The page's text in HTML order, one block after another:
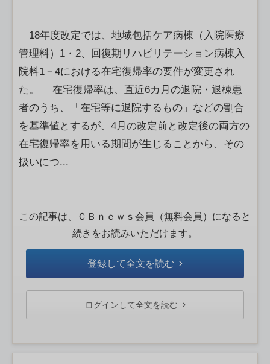
18年度改定では、地域包括ケア病棟（入院医療
管理料）1・2、回復期リハビリテーション病棟入
院料1－4における在宅復帰率の要件が変更され
た。 在宅復帰率は、直近6カ月の退院・退棟患
者のうち、「在宅等に退院するもの」などの割合
を基準値とするが、4月の改定前と改定後の両方の
在宅復帰率を用いる期間が生じることから、その
扱いにつ...
この記事は、ＣＢｎｅｗｓ会員（無料会員）になると
続きをお読みいただけます。
登録して全文を読む
ログインして全文を読む